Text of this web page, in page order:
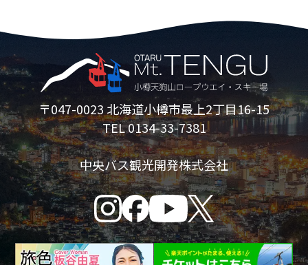
〒047-0023 北海道小樽市最上2丁目16-15
TEL 0134-33-7381
中央バス観光開発株式会社